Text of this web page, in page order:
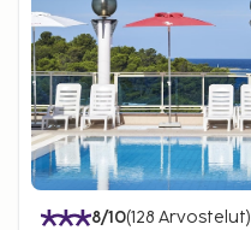
8/10(128 Arvostelut)